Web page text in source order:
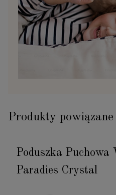
Produkty powiązane
Poduszka Puchowa
Paradies Crystal